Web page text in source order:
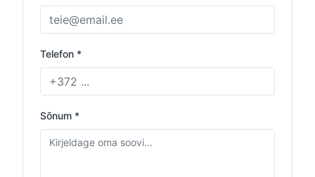
Telefon *
Sõnum *